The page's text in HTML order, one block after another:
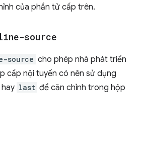
của phần tử cấp trên.
source
source cho phép nhà phát triển
cấp nội tuyến có nên sử dụng
hay last để căn chỉnh trong hộp